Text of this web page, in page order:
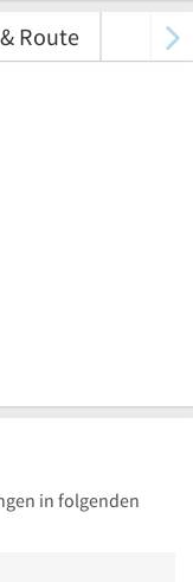
Route
in folgenden